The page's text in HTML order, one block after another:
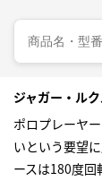
ジャガー・ル
ポロプレーヤ
いという要望
ースは180度